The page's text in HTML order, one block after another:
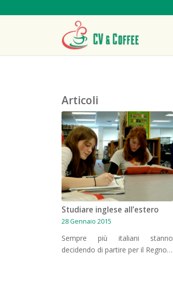
Articoli
Studiare inglese all’estero
28 Gennaio 2015
Sempre più italiani stanno
decidendo di partire per il Regno…